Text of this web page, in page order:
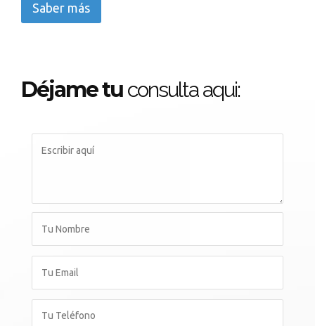
Saber más
Déjame tu consulta aqui: